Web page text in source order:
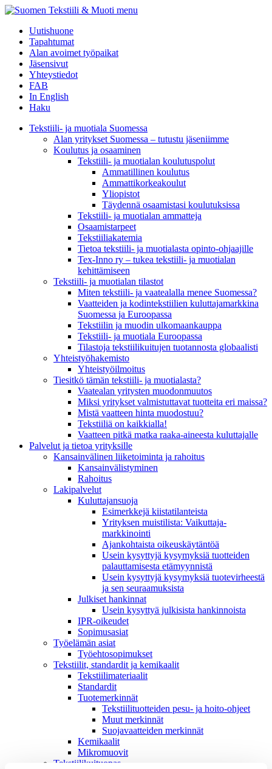
menu
Uutishuone
Tapahtumat
Alan avoimet työpaikat
Jäsensivut
Yhteystiedot
FAB
In English
Haku
Tekstiili- ja muotiala Suomessa
Alan yritykset Suomessa – tutustu jäseniimme
Koulutus ja osaaminen
Tekstiili- ja muotialan koulutuspolut
Ammatillinen koulutus
Ammattikorkeakoulut
Yliopistot
Täydennä osaamistasi koulutuksissa
Tekstiili- ja muotialan ammatteja
Osaamistarpeet
Tekstiiliakatemia
Tietoa tekstiili- ja muotialasta opinto-ohjaajille
Tex-Inno ry – tukea tekstiili- ja muotialan
kehittämiseen
Tekstiili- ja muotialan tilastot
Miten tekstiili- ja vaatealalla menee Suomessa?
Vaatteiden ja kodintekstiilien kuluttajamarkkina
Suomessa ja Euroopassa
Tekstiilin ja muodin ulkomaankauppa
Tekstiili- ja muotiala Euroopassa
Tilastoja tekstiilikuitujen tuotannosta globaalisti
Yhteistyö­hakemisto
Yhteistyöilmoitus
Tiesitkö tämän tekstiili- ja muotialasta?
Vaatealan yritysten muodonmuutos
Miksi yritykset valmistuttavat tuotteita eri maissa?
Mistä vaatteen hinta muodostuu?
Tekstiiliä on kaikkialla!
Vaatteen pitkä matka raaka-aineesta kuluttajalle
Palvelut ja tietoa yrityksille
Kansainvälinen liiketoiminta ja rahoitus
Kansain­välistyminen
Rahoitus
Lakipalvelut
Kuluttajansuoja
Esimerkkejä kiistatilanteista
Yrityksen muistilista: Vaikuttaja­
markkinointi
Ajankohtaista oikeuskäytäntöä
Usein kysyttyjä kysymyksiä tuotteiden
palauttamisesta etämyynnistä
Usein kysyttyjä kysymyksiä tuotevirheestä
ja sen seuraamuksista
Julkiset hankinnat
Usein kysyttyä julkisista hankinnoista
IPR-oikeudet
Sopimusasiat
Työelämän asiat
Työehto­sopimukset
Tekstiilit, standardit ja kemikaalit
Tekstiilimateriaalit
Standardit
Tuotemerkinnät
Tekstiilituotteiden pesu- ja hoito-ohjeet
Muut merkinnät
Suojavaatteiden merkinnät
Kemikaalit
Mikromuovit
Tekstiilikuitu­opas